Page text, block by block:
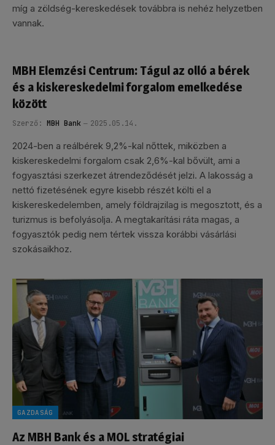
míg a zöldség-kereskedések továbbra is nehéz helyzetben
vannak.
MBH Elemzési Centrum: Tágul az olló a bérek
és a kiskereskedelmi forgalom emelkedése
között
Szerző: MBH Bank 2025.05.14.
2024-ben a reálbérek 9,2%-kal nőttek, miközben a
kiskereskedelmi forgalom csak 2,6%-kal bővült, ami a
fogyasztási szerkezet átrendeződését jelzi. A lakosság a
nettó fizetésének egyre kisebb részét költi el a
kiskereskedelemben, amely földrajzilag is megosztott, és a
turizmus is befolyásolja. A megtakarítási ráta magas, a
fogyasztók pedig nem tértek vissza korábbi vásárlási
szokásaikhoz.
GAZDASÁG
Az MBH Bank és a MOL stratégiai